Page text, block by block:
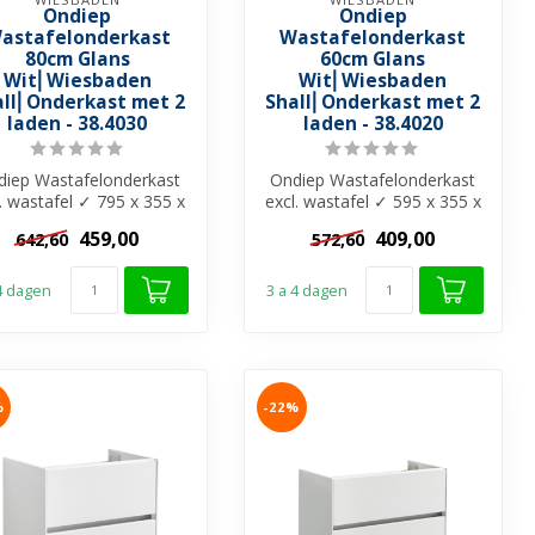
Ondiep
80cm Glans
Wit⎢Wiesbaden
met 2
laden - 38.4030
Wastafelonderkast
wastafel ✓ 795 x 355 x
2 r...
642,60 459,00
dagen
Ondiep
Wastafelonderkast
60cm Glans
Wit⎢Wiesbaden
Shall⎢Onderkast met 2
laden - 38.4020
Ondiep Wastafelonderkast
excl. wastafel ✓ 595 x 355 x
2 r...
572,60 409,00
3 a 4 dagen
-22%